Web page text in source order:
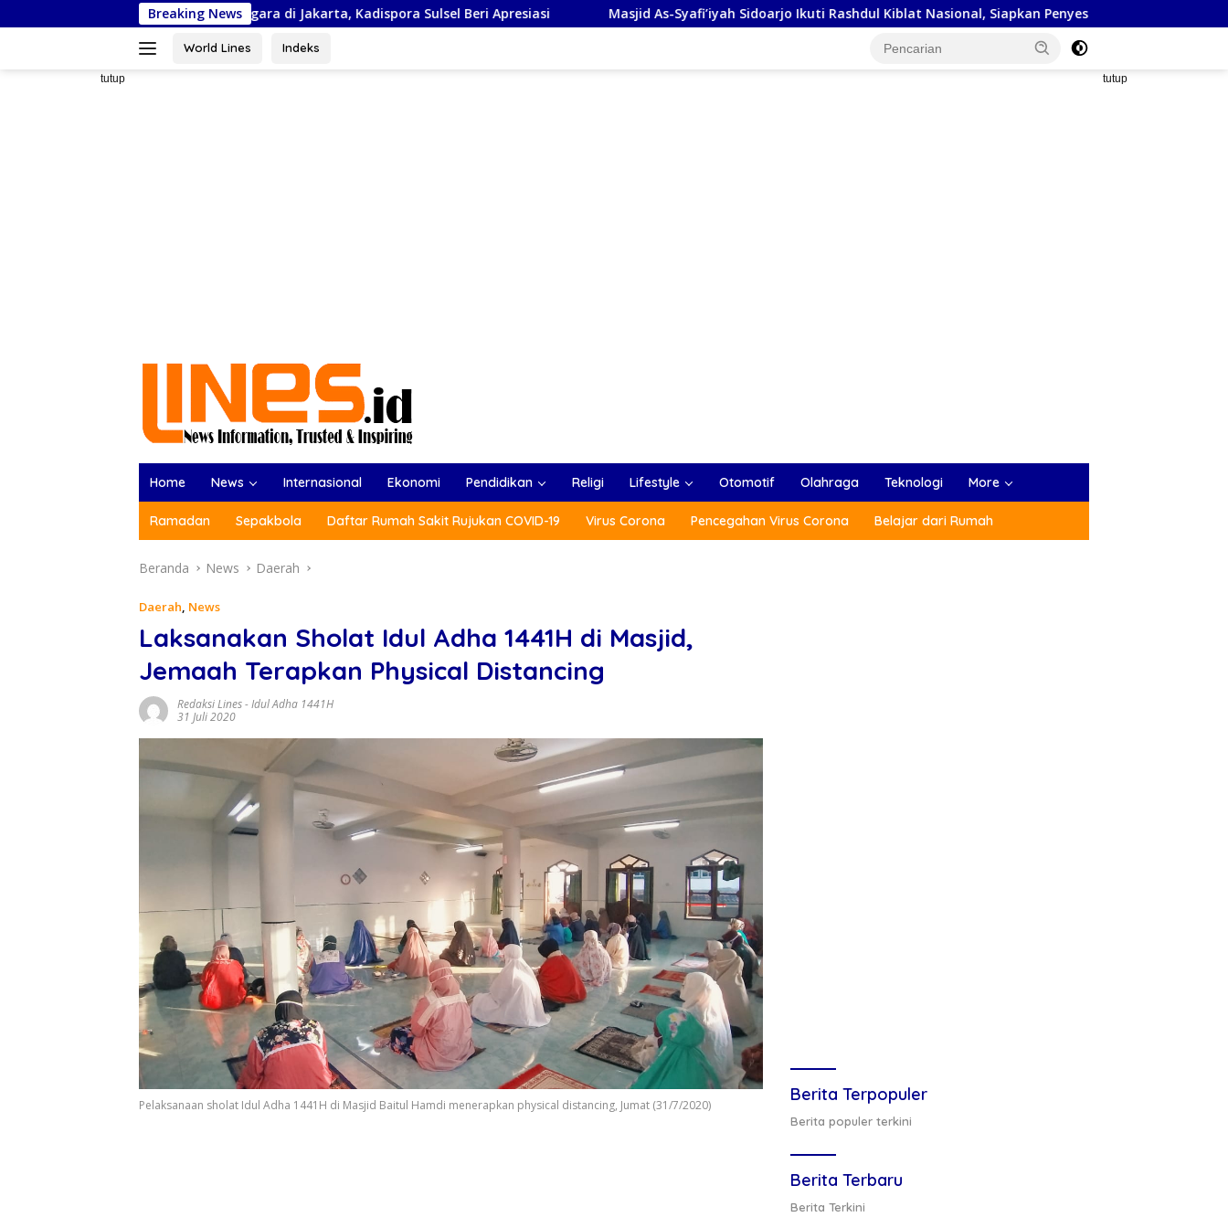
ke
Breaking News
Piala Bela Negara di Jakarta, Kadispora Sulsel Beri Apresiasi Masjid As-Syafi’iyah Sidoarjo Ikuti Rashdul Kiblat Nasional, Siapkan Penyesuaian Arah Kiblat
World Lines Indeks
tutup tutup
Home News Internasional Ekonomi Pendidikan Religi Lifestyle Otomotif Olahraga Teknologi More
Ramadan Sepakbola Daftar Rumah Sakit Rujukan COVID-19 Virus Corona Pencegahan Virus Corona Belajar dari Rumah
Beranda News Daerah
Daerah, News
Laksanakan Sholat Idul Adha 1441H di Masjid,
Jemaah Terapkan Physical Distancing
Redaksi Lines-Idul Adha 1441H
31 Juli 2020
Pelaksanaan sholat Idul Adha 1441H di Masjid Baitul Hamdi menerapkan physical distancing, Jumat (31/7/2020)
Berita Terpopuler
Berita populer terkini
Berita Terbaru
Berita Terkini